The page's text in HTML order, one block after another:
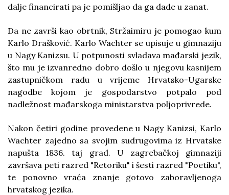
dalje financirati pa je pomišljao da ga dade u zanat.
Da ne završi kao obrtnik, Stržaimiru je pomogao kum
Karlo Drašković. Karlo Wachter se upisuje u gimnaziju
u Nagy Kanizsu. U potpunosti svladava mađarski jezik,
što mu je izvanredno dobro došlo u njegovu kasnijem
zastupničkom radu u vrijeme Hrvatsko-Ugarske
nagodbe kojom je gospodarstvo potpalo pod
nadležnost mađarskoga ministarstva poljoprivrede.
Nakon četiri godine provedene u Nagy Kanizsi, Karlo
Wachter zajedno sa svojim sudrugovima iz Hrvatske
napušta 1836. taj grad. U zagrebačkoj gimnaziji
završava peti razred "Retoriku" i šesti razred "Poetiku",
te ponovno vraća znanje gotovo zaboravljenoga
hrvatskog jezika.